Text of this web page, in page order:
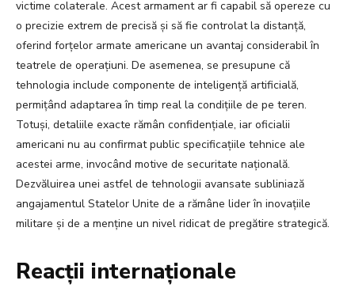
victime colaterale. Acest armament ar fi capabil să opereze cu
o precizie extrem de precisă și să fie controlat la distanță,
oferind forțelor armate americane un avantaj considerabil în
teatrele de operațiuni. De asemenea, se presupune că
tehnologia include componente de inteligență artificială,
permițând adaptarea în timp real la condițiile de pe teren.
Totuși, detaliile exacte rămân confidențiale, iar oficialii
americani nu au confirmat public specificațiile tehnice ale
acestei arme, invocând motive de securitate națională.
Dezvăluirea unei astfel de tehnologii avansate subliniază
angajamentul Statelor Unite de a rămâne lider în inovațiile
militare și de a menține un nivel ridicat de pregătire strategică.
Reacții internaționale